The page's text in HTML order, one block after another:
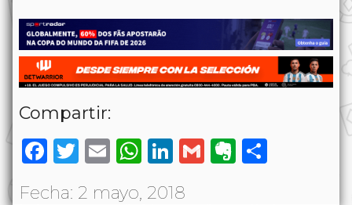
Compartir:
Facebook
Twitter
EmailWhatsApp
LinkedIn
GmailEvernote
Fecha: 2 mayo, 2018